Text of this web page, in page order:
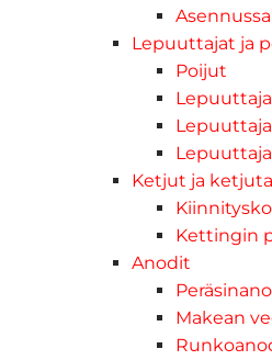
Lepuuttajat ja
Poijut
Ketjut ja
Kettingin
Anodit
Makean